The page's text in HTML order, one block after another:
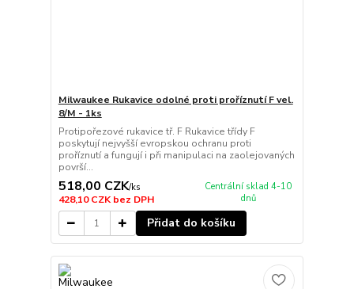
Milwaukee Rukavice odolné proti proříznutí F vel.
8/M - 1ks
Protipořezové rukavice tř. F Rukavice třídy F
poskytují nejvyšší evropskou ochranu proti
proříznutí a fungují i při manipulaci na zaolejovaných
površí...
518,00 CZK/ks
428,10 CZKbez DPH
Centrální sklad 4-10
dnů
Přidat do košíku